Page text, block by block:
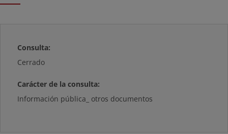
Consulta:
Cerrado
Carácter de la consulta:
Información pública_ otros documentos